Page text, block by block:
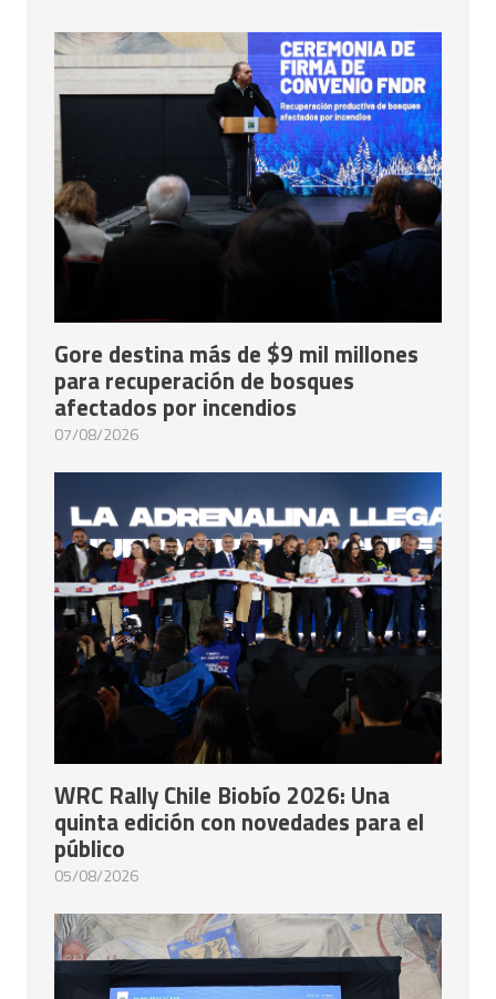
Gore destina más de $9 mil millones
para recuperación de bosques
afectados por incendios
07/08/2026
WRC Rally Chile Biobío 2026: Una
quinta edición con novedades para el
público
05/08/2026